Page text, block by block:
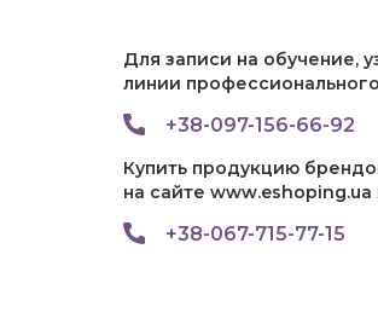
Для записи на обучение,
линии
+38-097-156-66-92
Купить продукцию
на сайте
+38-067-715-77-15